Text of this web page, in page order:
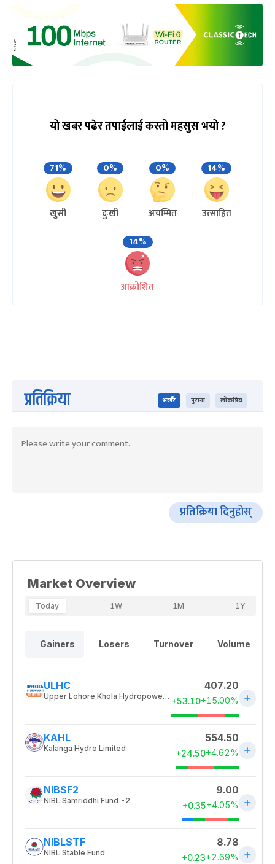
यो खबर पढेर तपाईलाई कस्तो महसुस भयो ?
71%
खुसी
0%
दुःखी
0%
अचम्मित
14%
उत्साहित
14%
आक्रोशित
प्रतिक्रिया भर्खरै पुराना लोकप्रिय
प्रतिक्रिया दिनुहोस्